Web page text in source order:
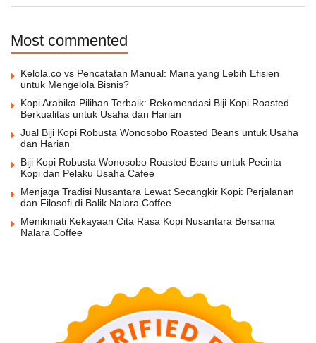
Most commented
Kelola.co vs Pencatatan Manual: Mana yang Lebih Efisien
untuk Mengelola Bisnis?
Kopi Arabika Pilihan Terbaik: Rekomendasi Biji Kopi Roasted
Berkualitas untuk Usaha dan Harian
Jual Biji Kopi Robusta Wonosobo Roasted Beans untuk Usaha
dan Harian
Biji Kopi Robusta Wonosobo Roasted Beans untuk Pecinta
Kopi dan Pelaku Usaha Cafee
Menjaga Tradisi Nusantara Lewat Secangkir Kopi: Perjalanan
dan Filosofi di Balik Nalara Coffee
Menikmati Kekayaan Cita Rasa Kopi Nusantara Bersama
Nalara Coffee